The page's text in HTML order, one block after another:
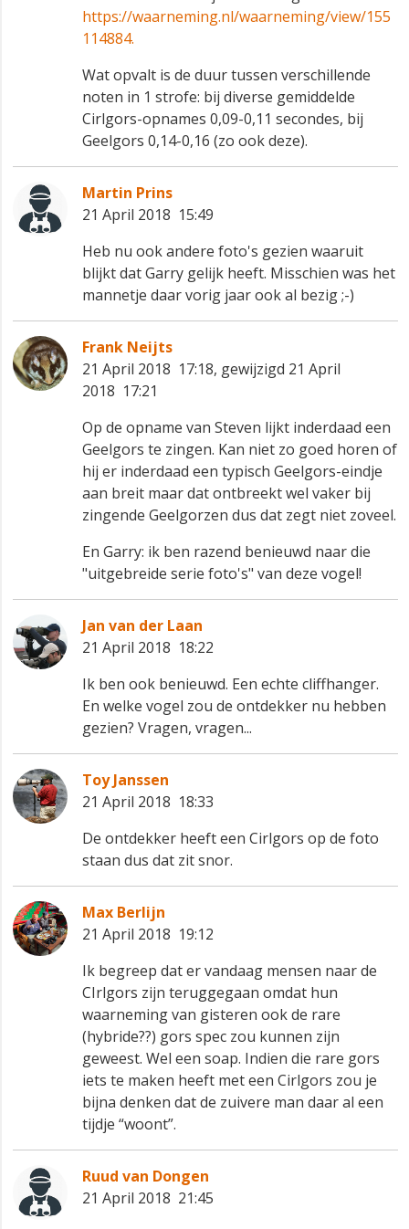
https://waarneming.nl/waarneming/view/155
114884.
Wat opvalt is de duur tussen verschillende
noten in 1 strofe: bij diverse gemiddelde
Cirlgors-opnames 0,09-0,11 secondes, bij
Geelgors 0,14-0,16 (zo ook deze).
Martin Prins
21 April 2018 15:49
Heb nu ook andere foto's gezien waaruit
blijkt dat Garry gelijk heeft. Misschien was het
mannetje daar vorig jaar ook al bezig ;-)
Frank Neijts
21 April 2018 17:18, gewijzigd 21 April
2018 17:21
Op de opname van Steven lijkt inderdaad een
Geelgors te zingen. Kan niet zo goed horen of
hij er inderdaad een typisch Geelgors-eindje
aan breit maar dat ontbreekt wel vaker bij
zingende Geelgorzen dus dat zegt niet zoveel.
En Garry: ik ben razend benieuwd naar die
"uitgebreide serie foto's" van deze vogel!
Jan van der Laan
21 April 2018 18:22
Ik ben ook benieuwd. Een echte cliffhanger.
En welke vogel zou de ontdekker nu hebben
gezien? Vragen, vragen...
Toy Janssen
21 April 2018 18:33
De ontdekker heeft een Cirlgors op de foto
staan dus dat zit snor.
Max Berlijn
21 April 2018 19:12
Ik begreep dat er vandaag mensen naar de
CIrlgors zijn teruggegaan omdat hun
waarneming van gisteren ook de rare
(hybride??) gors spec zou kunnen zijn
geweest. Wel een soap. Indien die rare gors
iets te maken heeft met een Cirlgors zou je
bijna denken dat de zuivere man daar al een
tijdje “woont”.
Ruud van Dongen
21 April 2018 21:45